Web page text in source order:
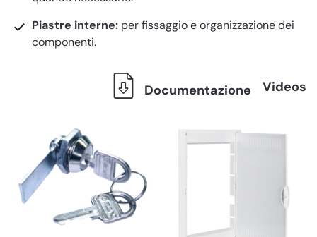
Piastre interne: per fissaggio e organizzazione dei
componenti.
Documentazione Videos